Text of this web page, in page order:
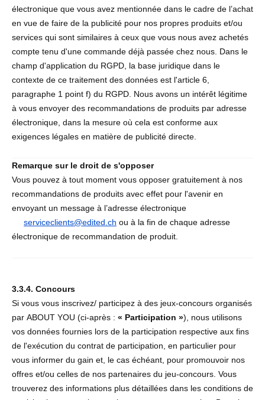
électronique que vous avez mentionnée dans le cadre de l’achat
en vue de faire de la publicité pour nos propres produits et/ou
services qui sont similaires à ceux que vous nous avez achetés
compte tenu d'une commande déjà passée chez nous. Dans le
champ d'application du RGPD, la base juridique dans le
contexte de ce traitement des données est l'article 6,
paragraphe 1 point f) du RGPD. Nous avons un intérêt légitime
à vous envoyer des recommandations de produits par adresse
électronique, dans la mesure où cela est conforme aux
exigences légales en matière de publicité directe.
Remarque sur le droit de s'opposer
Vous pouvez à tout moment vous opposer gratuitement à nos
recommandations de produits avec effet pour l'avenir en
envoyant un message à l’adresse électronique
serviceclients@edited.ch ou à la fin de chaque adresse
électronique de recommandation de produit.
3.3.4. Concours
Si vous vous inscrivez/ participez à des jeux-concours organisés
par ABOUT YOU (ci-après : « Participation »), nous utilisons
vos données fournies lors de la participation respective aux fins
de l'exécution du contrat de participation, en particulier pour
vous informer du gain et, le cas échéant, pour promouvoir nos
offres et/ou celles de nos partenaires du jeu-concours. Vous
trouverez des informations plus détaillées dans les conditions de